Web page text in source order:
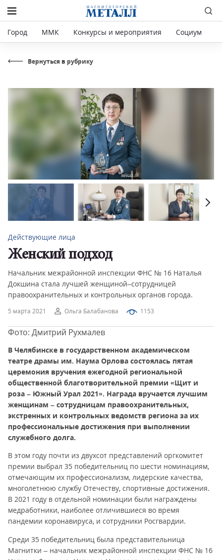
Город ММК Конкурсы и мероприятия Социум
Вернуться в рубрику
5 марта 2021 Ольга Балабанова 1153
Действующие лица
Женский подход
Начальник межрайонной инспекции ФНС № 16 Наталья
Докшина стала лучшей женщиной–сотрудницей
правоохранительных и контрольных органов города.
Фото: Дмитрий Рухмалев
В Челябинске в государственном академическом
театре драмы им. Наума Орлова состоялась пятая
церемония вручения ежегодной региональной
общественной благотворительной премии «Щит и
роза – Южный Урал 2021». Награда вручается лучшим
женщинам – сотрудницам правоохранительных,
экстренных и контрольных ведомств региона за их
профессиональные достижения при выполнении
служебного долга.
В этом году почти из двухсот представлений оргкомитет
премии выбрал 35 победительниц по шести номинациям,
отмечающим их профессионализм, лидерские качества,
многолетнюю службу Отечеству, спортивные достижения.
В 2021 году в отдельной номинации были награждены
медработники, наиболее отличившиеся во время
пандемии коронавируса, и сотрудники Росгвардии.
Среди 35 победительниц была представительница
Магнитки – начальник межрайонной инспекции ФНС № 16